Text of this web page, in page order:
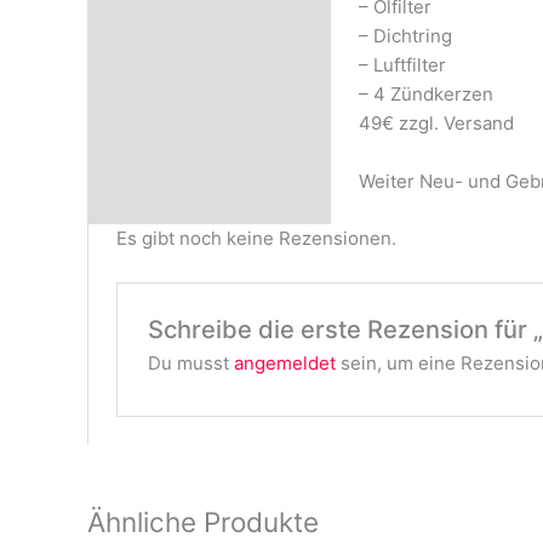
– Ölfilter
– Dichtring
– Luftfilter
– 4 Zündkerzen
49€ zzgl. Versand
Weiter Neu- und
Es gibt noch keine Rezensionen.
Schreibe die erste Rezension für
Du musst angemeldetsein, um eine
Ähnliche Produkte